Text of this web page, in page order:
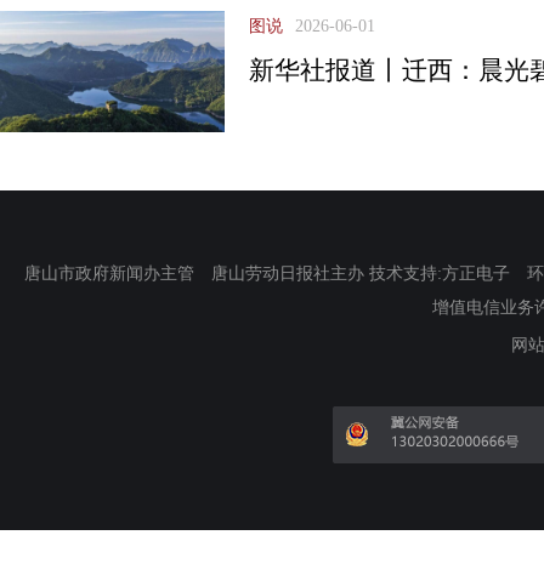
图说 2026-06-01
新华社报道丨迁西：晨光
唐山市政府新闻办主管 唐山劳动日报社主办 技术支持:方正电子
增值电信业务
网